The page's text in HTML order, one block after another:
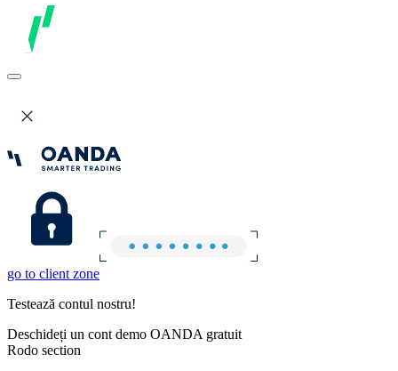
go to client zone
Testează contul nostru!
Deschideți un cont demo OANDA gratuit
Rodo section